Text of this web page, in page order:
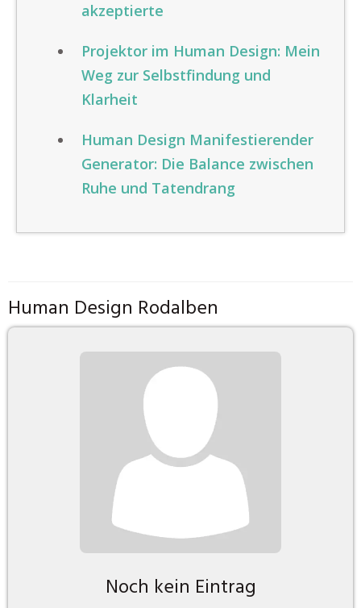
akzeptierte
Projektor im Human Design: Mein
Weg zur Selbstfindung und
Klarheit
Human Design Manifestierender
Generator: Die Balance zwischen
Ruhe und Tatendrang
Human Design Rodalben
Noch kein Eintrag